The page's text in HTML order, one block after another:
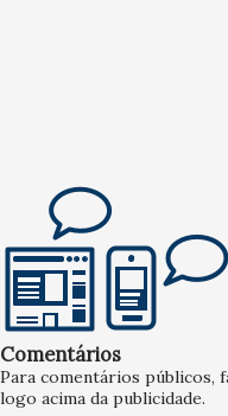
Comentários
Para comentários públicos,
logo acima da publicidade.